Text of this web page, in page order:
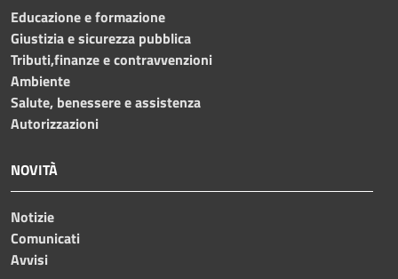
Educazione e formazione
Giustizia e sicurezza pubblica
Tributi,finanze e contravvenzioni
Ambiente
Salute, benessere e assistenza
Autorizzazioni
NOVITÀ
Notizie
Comunicati
Avvisi